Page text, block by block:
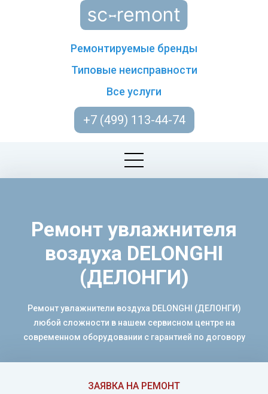
Ремонтируемые бренды
Типовые неисправности
Все услуги
+7 (499) 113-44-74
ЗАЯВКА НА РЕМОНТ
Ремонт увлажнителя
воздуха DELONGHI
(ДЕЛОНГИ)
Ремонт увлажнители воздуха DELONGHI (ДЕЛОНГИ)
любой сложности в нашем сервисном центре на
современном оборудовании с гарантией по договору